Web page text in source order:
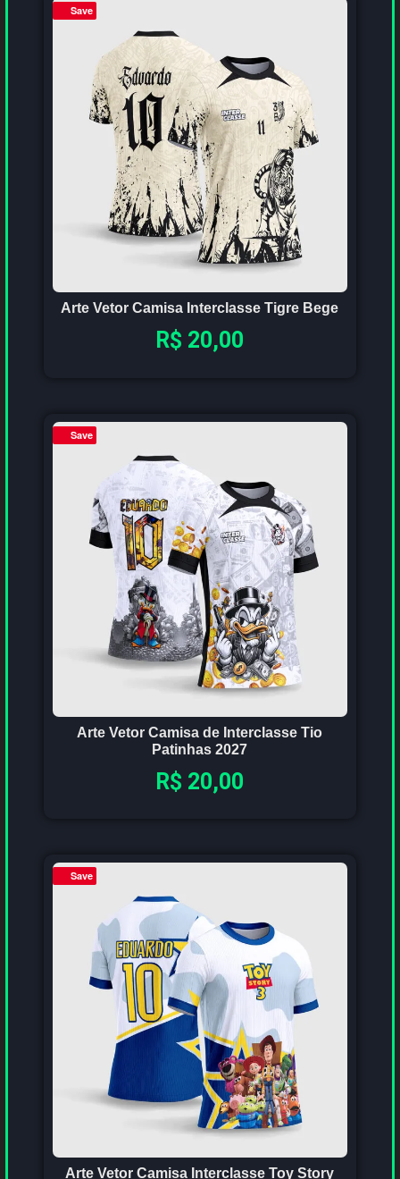
Save
Arte Vetor Camisa Interclasse Tigre Bege
R$ 20,00
Save
Arte Vetor Camisa de Interclasse Tio
Patinhas 2027
R$ 20,00
Save
Arte Vetor Camisa Interclasse Toy Story